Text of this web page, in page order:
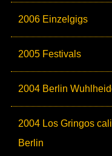
2006 Einzelgigs
2005 Festivals
2004 Berlin
2004 Los Gringos
Berlin